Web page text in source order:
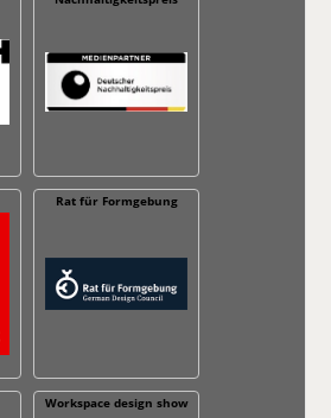
Rat für Formgebung
Workspace design show